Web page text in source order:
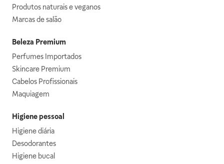
Produtos naturais e veganos
Marcas de salão
Beleza Premium
Perfumes Importados
Skincare Premium
Cabelos Profissionais
Maquiagem
Higiene pessoal
Higiene diária
Desodorantes
Higiene bucal